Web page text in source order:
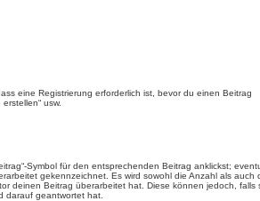
eine Registrierung erforderlich ist, bevor du einen Beitrag
usw.
Symbol für den entsprechenden Beitrag anklickst;
gekennzeichnet. Es wird sowohl die Anzahl als auch
deinen Beitrag überarbeitet hat. Diese können jedoch, falls
darauf geantwortet hat.